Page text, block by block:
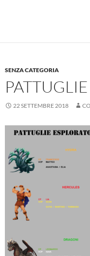
SENZA CATEGORIA
22 SETTEMBRE 2018